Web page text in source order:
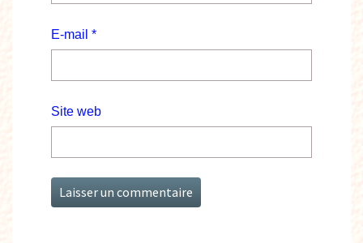
E-mail *
Site web